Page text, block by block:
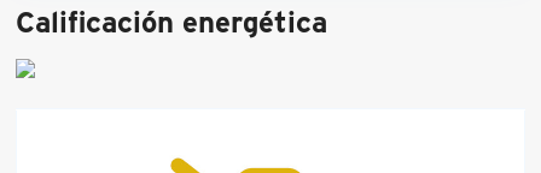
Calificación energética